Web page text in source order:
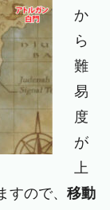
か
ら
難
易
度
が
上
ので、 移動